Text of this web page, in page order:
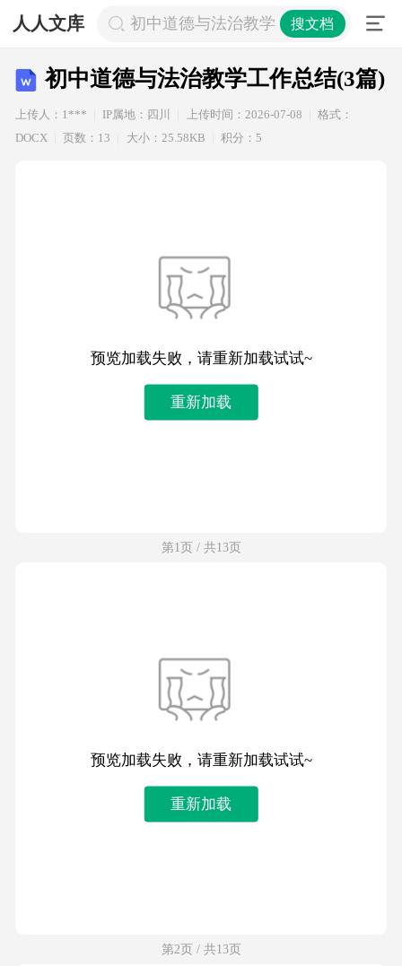
人人文库 初中道德与法治教学工作总结(3篇)
搜文档
初中道德与法治教学工作总结(3篇)
上传人：1*** IP属地：四川 上传时间：2026-07-08
格式：
DOCX
页数：13 大小：25.58KB 积分：5
预览加载失败，请重新加载试试~
重新加载
第1页 / 共13页
预览加载失败，请重新加载试试~
重新加载
第2页 / 共13页